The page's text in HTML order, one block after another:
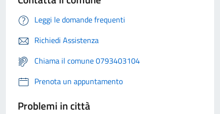
Leggi le domande frequenti
Richiedi Assistenza
Chiama il comune 0793403104
Prenota un appuntamento
Problemi in città